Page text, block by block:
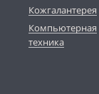
Кожгалантерея
Компьютерная
техника